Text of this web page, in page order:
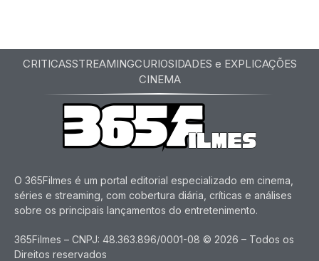
CRITICASSTREAMINGCURIOSIDADES e EXPLICAÇÕES
CINEMA
O 365Filmes é um portal editorial especializado em cinema,
séries e streaming, com cobertura diária, críticas e análises
sobre os principais lançamentos do entretenimento.
365Filmes – CNPJ: 48.363.896/0001-08 © 2026 – Todos os
Direitos reservados